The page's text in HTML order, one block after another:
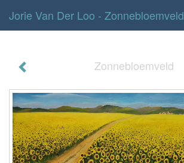
Jorie Van Der Loo - Zonnebloemveld
Zonnebloemveld